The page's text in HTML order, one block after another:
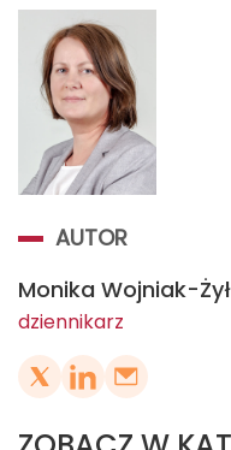
AUTOR
Monika Wojniak-
dziennikarz